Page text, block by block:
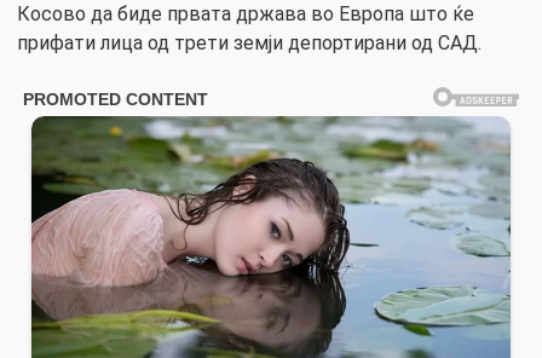
Косово да биде првата држава во Европа што ќе
прифати лица од трети земји депортирани од САД.